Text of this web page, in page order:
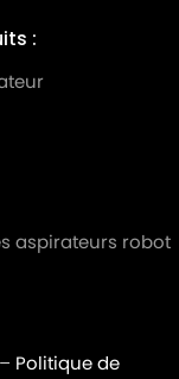
:
aspirateurs robot
– Politique de